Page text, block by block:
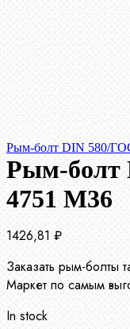
Рым-болт DIN 580/
Рым-болт
4751 М36
1426,81 ₽
Заказать рым-болты
Маркет по самым
In stock